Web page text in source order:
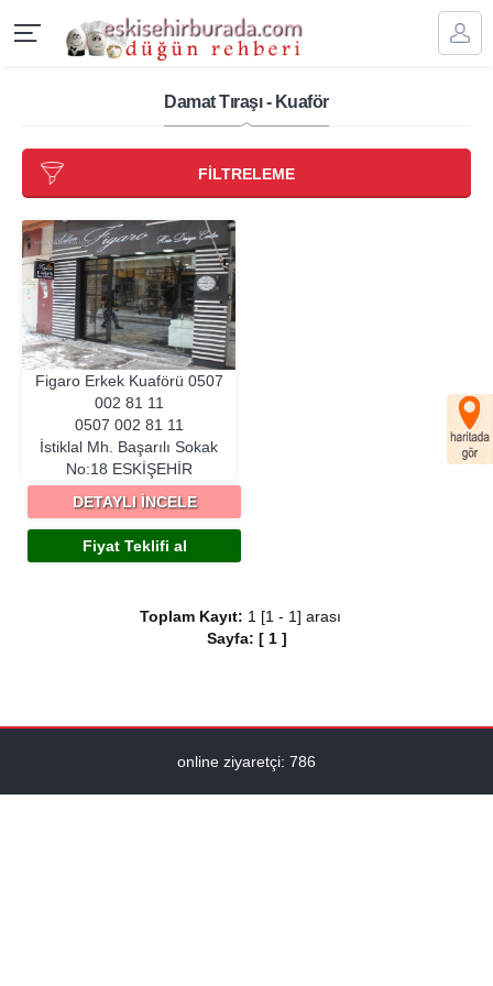
Damat Tıraşı - Kuaför
FİLTRELEME
Figaro Erkek Kuaförü 0507
002 81 11
0507 002 81 11
İstiklal Mh. Başarılı Sokak
No:18 ESKIŞEHIR
DETAYLI İNCELE
Fiyat Teklifi al
Toplam Kayıt: 1 [1 - 1] arası
Sayfa: [ 1]
online ziyaretçi: 786